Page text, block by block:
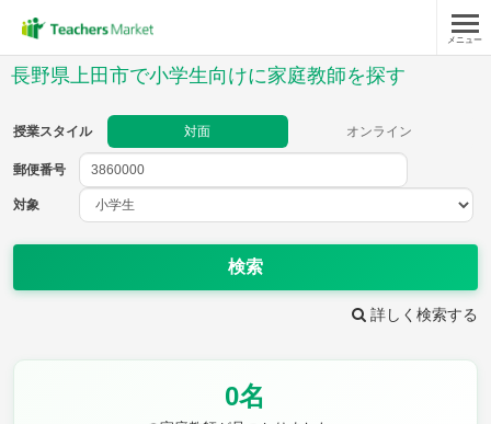
メニュー
長野県上田市で小学生向けに家庭教師を探す
授業スタイル 対面 オンライン
郵便番号
対象
検索
詳しく検索する
0名
郵便番号
教科
理科